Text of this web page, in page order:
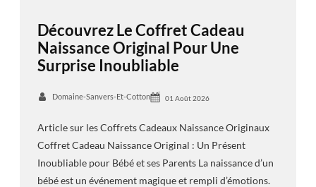
Découvrez Le Coffret Cadeau
Naissance Original Pour Une
Surprise Inoubliable
Domaine-Sanvers-Et-Cotton 01 Août 2026
Article sur les Coffrets Cadeaux Naissance Originaux
Coffret Cadeau Naissance Original : Un Présent
Inoubliable pour Bébé et ses Parents La naissance d’un
bébé est un événement magique et rempli d’émotions.